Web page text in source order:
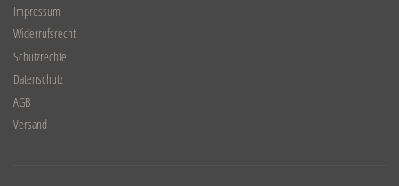
Impressum
Widerrufsrecht
Schutzrechte
Datenschutz
AGB
Versand